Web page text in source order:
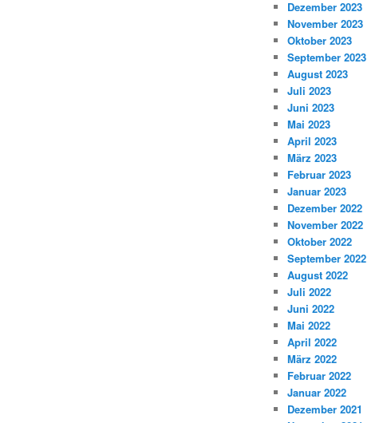
Dezember 2023
November 2023
Oktober 2023
September 2023
August 2023
Juli 2023
Juni 2023
Mai 2023
April 2023
März 2023
Februar 2023
Januar 2023
Dezember 2022
November 2022
Oktober 2022
September 2022
August 2022
Juli 2022
Juni 2022
Mai 2022
April 2022
März 2022
Februar 2022
Januar 2022
Dezember 2021